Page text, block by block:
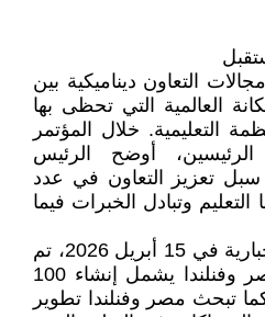
التعاون ديناميكية بين
العالمية التي تحظى بها
التعليمية. خلال المؤتمر
أوضح الرئيس
تعزيز التعاون في عدد
وتبادل الخبرات فيما
وفقًا لما نشرته المواقع الإخبارية في 15 أبريل 2026، تم
توقيع اتفاق تعليمي بين مصر وفنلندا يشمل إنشاء 100
تبحث مصر وفنلندا تطوير